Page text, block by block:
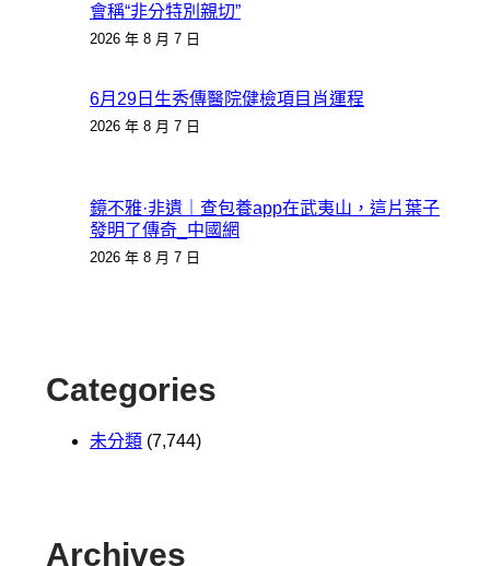
會稱“非分特別親切”
2026 年 8 月 7 日
6月29日生秀傳醫院健檢項目肖運程
2026 年 8 月 7 日
鏡不雅·非遺｜查包養app在武夷山，這片葉子
發明了傳奇_中國網
2026 年 8 月 7 日
Categories
未分類 (7,744)
Archives